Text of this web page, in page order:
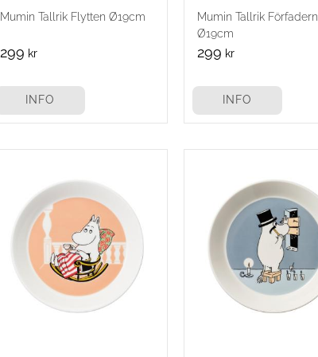
Mumin Tallrik Flytten Ø19cm
299 kr
INFO
Mumin Tallrik Förfadern
Ø19cm
299 kr
INFO